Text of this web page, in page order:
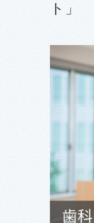
ト」